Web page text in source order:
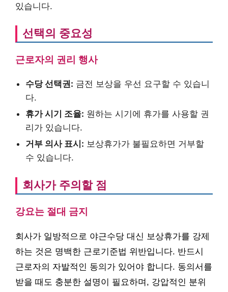
있습니다.
선택의 중요성
근로자의 권리 행사
수당 선택권: 금전 보상을 우선 요구할 수 있습니
다.
휴가 시기 조율: 원하는 시기에 휴가를 사용할 권
리가 있습니다.
거부 의사 표시: 보상휴가가 불필요하면 거부할
수 있습니다.
회사가 주의할 점
강요는 절대 금지
회사가 일방적으로 야근수당 대신 보상휴가를 강제
하는 것은 명백한 근로기준법 위반입니다. 반드시
근로자의 자발적인 동의가 있어야 합니다. 동의서를
받을 때도 충분한 설명이 필요하며, 강압적인 분위